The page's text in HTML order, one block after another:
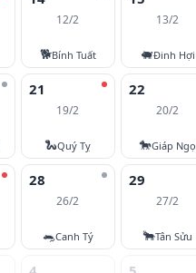
12/2
🐕Bính Tuất
13/2
🐖Đinh Hợi
21
19/2
🐍Quý Tỵ
22
20/2
🐎Giáp Ngọ
28
26/2
🐀Canh Tý
29
27/2
🐂Tân Sửu